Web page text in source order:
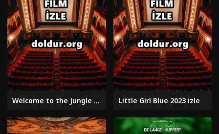
Welcome to the Jungle 2007 izle Little Girl Blue 2023 izle